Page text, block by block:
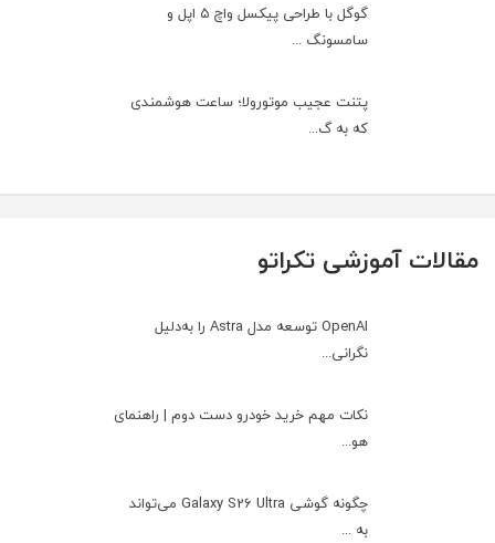
گوگل با طراحی پیکسل واچ ۵ اپل و
سامسونگ ...
پتنت عجیب موتورولا؛ ساعت هوشمندی
که به گ...
مقالات آموزشی تکراتو
OpenAI توسعه مدل Astra را به‌دلیل
نگرانی...
نکات مهم خرید خودرو دست دوم | راهنمای
هو...
چگونه گوشی Galaxy S26 Ultra می‌تواند
به ...